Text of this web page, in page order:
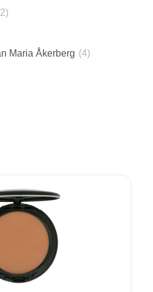
)
Maria Åkerberg (4)